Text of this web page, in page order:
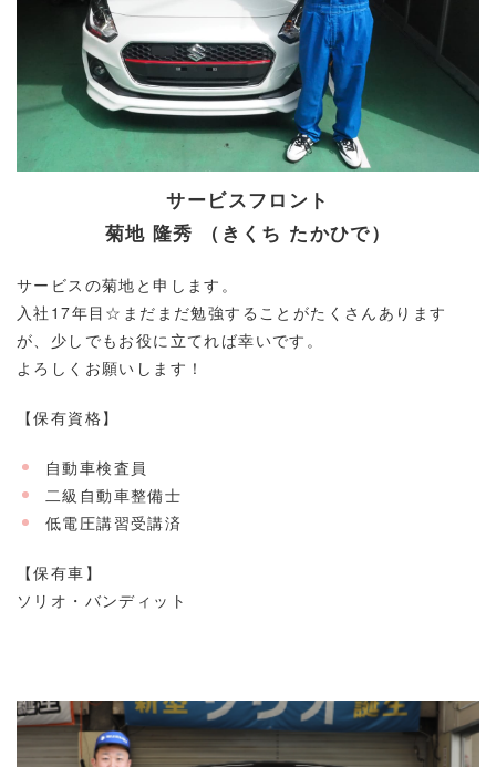
サービスフロント
菊地 隆秀 （きくち たかひで）
サービスの菊地と申します。
入社17年目☆まだまだ勉強することがたくさんあります
が、少しでもお役に立てれば幸いです。
よろしくお願いします！
【保有資格】
自動車検査員
二級自動車整備士
低電圧講習受講済
【保有車】
ソリオ・バンディット